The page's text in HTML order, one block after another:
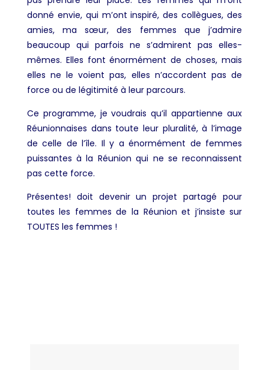
donné envie, qui m’ont inspiré, des collègues, des
amies, ma sœur, des femmes que j’admire
beaucoup qui parfois ne s’admirent pas elles-
mêmes. Elles font énormément de choses, mais
elles ne le voient pas, elles n’accordent pas de
force ou de légitimité à leur parcours.
Ce programme, je voudrais qu’il appartienne aux
Réunionnaises dans toute leur pluralité, à l’image
de celle de l’île. Il y a énormément de femmes
puissantes à la Réunion qui ne se reconnaissent
pas cette force.
Présentes! doit devenir un projet partagé pour
toutes les femmes de la Réunion et j’insiste sur
TOUTES les femmes !